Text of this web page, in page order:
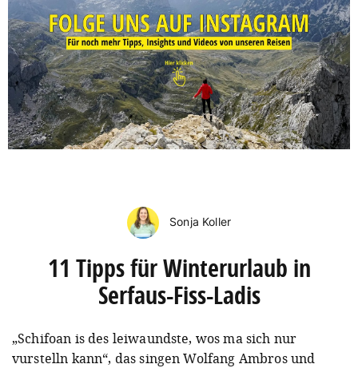
Sonja Koller
11 Tipps für Winterurlaub in
Serfaus-Fiss-Ladis
„Schifoan is des leiwaundste, wos ma sich nur
vurstelln kann“, das singen Wolfang Ambros und